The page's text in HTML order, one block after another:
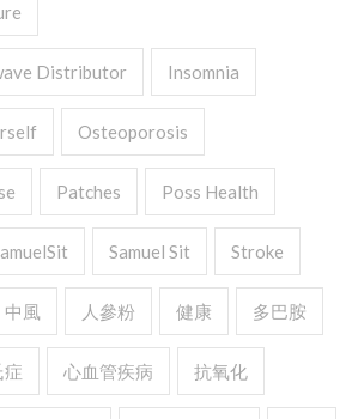
Distributor Insomnia
Osteoporosis
Patches Poss Health
Samuel Sit Stroke
中風 人參粉 健康 多巴胺
症 心血管疾病 抗氧化